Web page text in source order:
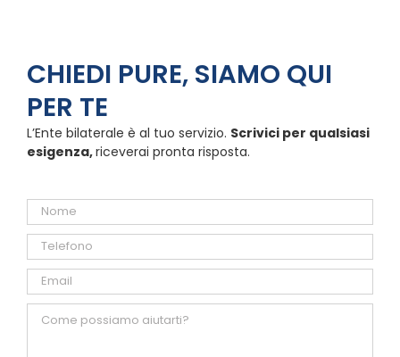
CHIEDI PURE, SIAMO QUI
PER TE
L’Ente bilaterale è al tuo servizio. Scrivici per qualsiasi
esigenza,riceverai pronta risposta.